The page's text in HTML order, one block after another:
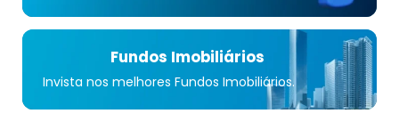
Fundos Imobiliários
Invista nos melhores Fundos Imobiliários.